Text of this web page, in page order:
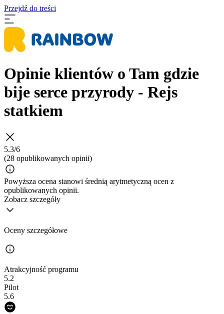
Przejdź do treści
Opinie klientów o Tam gdzie
bije serce przyrody - Rejs
statkiem
5.3/6
(28 opublikowanych opinii)
Powyższa ocena stanowi średnią arytmetyczną ocen z
opublikowanych opinii.
Zobacz szczegóły
Oceny szczegółowe
Atrakcyjność programu
5.2
Pilot
5.6